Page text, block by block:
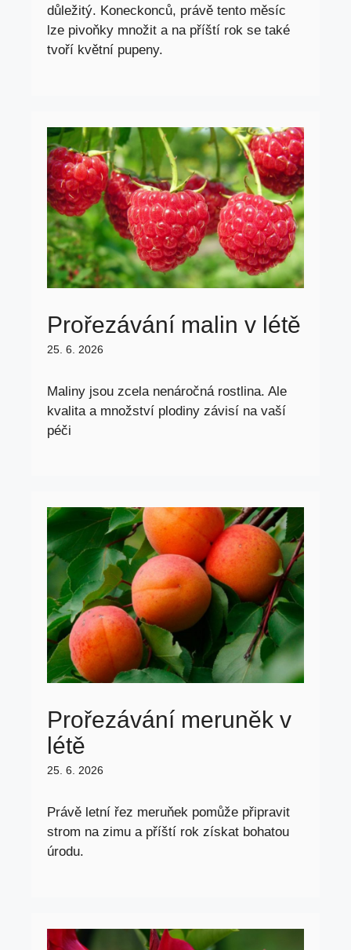
důležitý. Koneckonců, právě tento měsíc
lze pivoňky množit a na příští rok se také
tvoří květní pupeny.
Prořezávání malin v létě
25. 6. 2026
Maliny jsou zcela nenáročná rostlina. Ale
kvalita a množství plodiny závisí na vaší
péči
Prořezávání meruněk v
létě
25. 6. 2026
Právě letní řez meruňek pomůže připravit
strom na zimu a příští rok získat bohatou
úrodu.